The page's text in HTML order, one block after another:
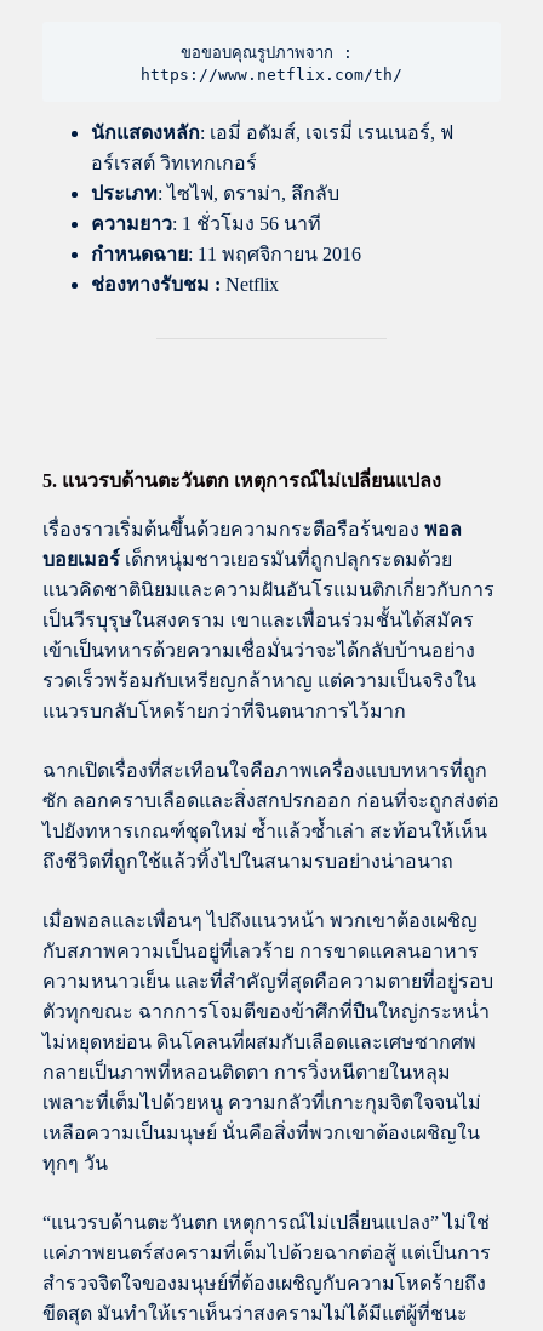
ขอขอบคุณรูปภาพจาก :
https://www.netflix.com/th/
นักแสดงหลัก: เอมี่ อดัมส์, เจเรมี่ เรนเนอร์, ฟ
อร์เรสต์ วิทเทกเกอร์
ประเภท: ไซไฟ, ดราม่า, ลึกลับ
ความยาว: 1 ชั่วโมง 56 นาที
กำหนดฉาย: 11 พฤศจิกายน 2016
ช่องทางรับชม : Netflix
5. แนวรบด้านตะวันตก เหตุการณ์ไม่เปลี่ยนแปลง
เรื่องราวเริ่มต้นขึ้นด้วยความกระตือรือร้นของ พอล
บอยเมอร์เด็กหนุ่มชาวเยอรมันที่ถูกปลุกระดมด้วย
แนวคิดชาตินิยมและความฝันอันโรแมนติกเกี่ยวกับการ
เป็นวีรบุรุษในสงคราม เขาและเพื่อนร่วมชั้นได้สมัคร
เข้าเป็นทหารด้วยความเชื่อมั่นว่าจะได้กลับบ้านอย่าง
รวดเร็วพร้อมกับเหรียญกล้าหาญ แต่ความเป็นจริงใน
แนวรบกลับโหดร้ายกว่าที่จินตนาการไว้มาก
ฉากเปิดเรื่องที่สะเทือนใจคือภาพเครื่องแบบทหารที่ถูก
ซัก ลอกคราบเลือดและสิ่งสกปรกออก ก่อนที่จะถูกส่งต่อ
ไปยังทหารเกณฑ์ชุดใหม่ ซ้ำแล้วซ้ำเล่า สะท้อนให้เห็น
ถึงชีวิตที่ถูกใช้แล้วทิ้งไปในสนามรบอย่างน่าอนาถ
เมื่อพอลและเพื่อนๆ ไปถึงแนวหน้า พวกเขาต้องเผชิญ
กับสภาพความเป็นอยู่ที่เลวร้าย การขาดแคลนอาหาร
ความหนาวเย็น และที่สำคัญที่สุดคือความตายที่อยู่รอบ
ตัวทุกขณะ ฉากการโจมตีของข้าศึกที่ปืนใหญ่กระหน่ำ
ไม่หยุดหย่อน ดินโคลนที่ผสมกับเลือดและเศษซากศพ
กลายเป็นภาพที่หลอนติดตา การวิ่งหนีตายในหลุม
เพลาะที่เต็มไปด้วยหนู ความกลัวที่เกาะกุมจิตใจจนไม่
เหลือความเป็นมนุษย์ นั่นคือสิ่งที่พวกเขาต้องเผชิญใน
ทุกๆ วัน
“แนวรบด้านตะวันตก เหตุการณ์ไม่เปลี่ยนแปลง” ไม่ใช่
แค่ภาพยนตร์สงครามที่เต็มไปด้วยฉากต่อสู้ แต่เป็นการ
สำรวจจิตใจของมนุษย์ที่ต้องเผชิญกับความโหดร้ายถึง
ขีดสุด มันทำให้เราเห็นว่าสงครามไม่ได้มีแต่ผู้ที่ชนะ